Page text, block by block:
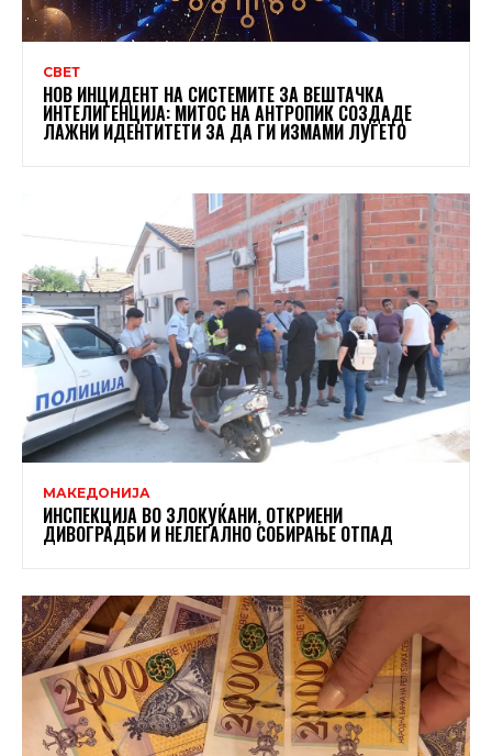
СВЕТ
НОВ ИНЦИДЕНТ НА СИСТЕМИТЕ ЗА ВЕШТАЧКА
ИНТЕЛИГЕНЦИЈА: МИТОС НА АНТРОПИК СОЗДАДЕ
ЛАЖНИ ИДЕНТИТЕТИ ЗА ДА ГИ ИЗМАМИ ЛУЃЕТО
МАКЕДОНИЈА
ИНСПЕКЦИЈА ВО ЗЛОКУЌАНИ, ОТКРИЕНИ
ДИВОГРАДБИ И НЕЛЕГАЛНО СОБИРАЊЕ ОТПАД